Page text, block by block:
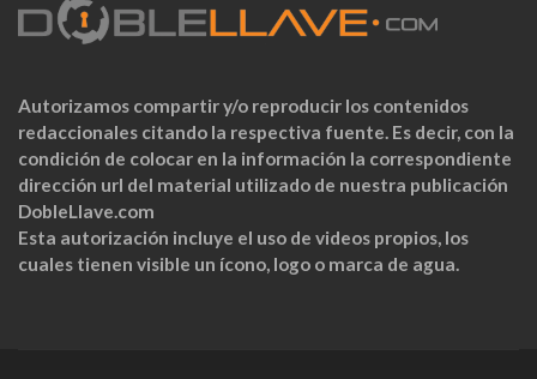
Autorizamos compartir y/o reproducir los contenidos
redaccionales citando la respectiva fuente. Es decir, con la
condición de colocar en la información la correspondiente
dirección url del material utilizado de nuestra publicación
DobleLlave.com
Esta autorización incluye el uso de videos propios, los
cuales tienen visible un ícono, logo o marca de agua.